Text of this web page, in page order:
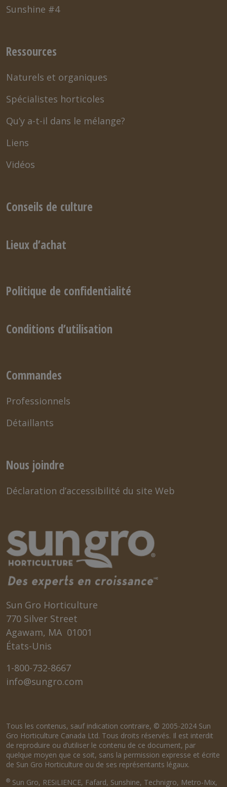
Sunshine #4
Ressources
Naturels et organiques
Spécialistes horticoles
Qu’y a-t-il dans le mélange?
Liens
Vidéos
Conseils de culture
Lieux d’achat
Politique de confidentialité
Conditions d’utilisation
Commandes
Professionnels
Détaillants
Nous joindre
Déclaration d’accessibilité du site Web
Sun Gro Horticulture
770 Silver Street
Agawam, MA 01001
États-Unis
1-800-732-8667
info@sungro.com
Tous les contenus, sauf indication contraire, © 2005-2024 Sun
Gro Horticulture Canada Ltd. Tous droits réservés. Il est interdit
de reproduire ou d’utiliser le contenu de ce document, par
quelque moyen que ce soit, sans la permission expresse et écrite
de Sun Gro Horticulture ou de ses représentants légaux.
® Sun Gro, RESiLIENCE, Fafard, Sunshine, Technigro, Metro-Mix,